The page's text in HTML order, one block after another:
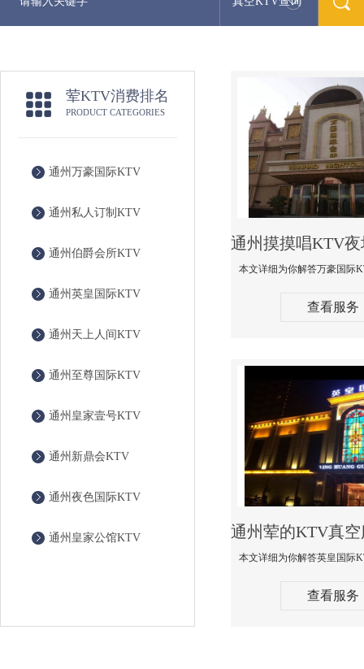
荤KTV消费排名
PRODUCT CATEGORIES
通州万豪国际KTV
通州私人订制KTV
通州伯爵会所KTV
通州英皇国际KTV
通州天上人间KTV
通州至尊国际KTV
通州皇家壹号KTV
通州新鼎会KTV
通州夜色国际KTV
通州皇家公馆KTV
查看服务
查看服务